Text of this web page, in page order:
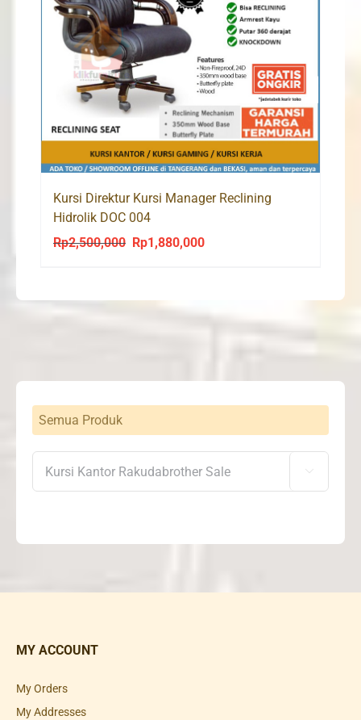
Kursi Direktur Kursi Manager Reclining
Hidrolik DOC 004
Rp2,500,000
Original
Rp1,880,000Current
Semua Produk

MY ACCOUNT
My Orders
My Addresses